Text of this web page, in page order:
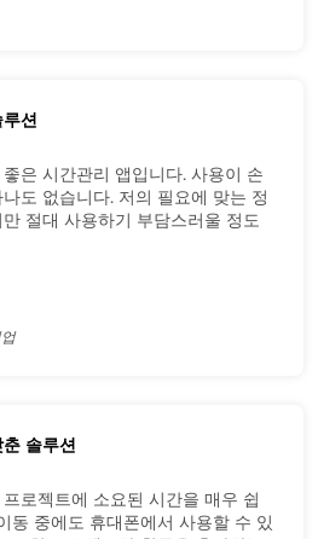
션
은 시간관리 앱입니다. 사용이 손
도 없습니다. 저의 필요에 맞는 정
절대 사용하기 부담스러울 정도
솔루션
로젝트에 소요된 시간을 매우 쉽
동 중에도 휴대폰에서 사용할 수 있